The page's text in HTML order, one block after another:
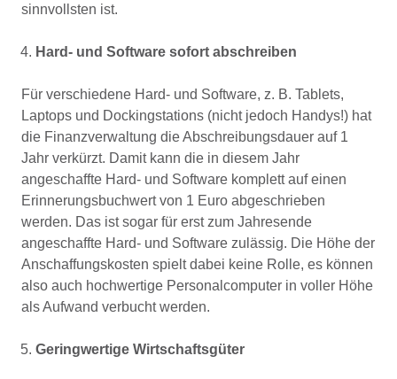
sinnvollsten ist.
Hard- und Software sofort abschreiben
Für verschiedene Hard- und Software, z. B. Tablets,
Laptops und Dockingstations (nicht jedoch Handys!) hat
die Finanzverwaltung die Abschreibungsdauer auf 1
Jahr verkürzt. Damit kann die in diesem Jahr
angeschaffte Hard- und Software komplett auf einen
Erinnerungsbuchwert von 1 Euro abgeschrieben
werden. Das ist sogar für erst zum Jahresende
angeschaffte Hard- und Software zulässig. Die Höhe der
Anschaffungskosten spielt dabei keine Rolle, es können
also auch hochwertige Personalcomputer in voller Höhe
als Aufwand verbucht werden.
Geringwertige Wirtschaftsgüter